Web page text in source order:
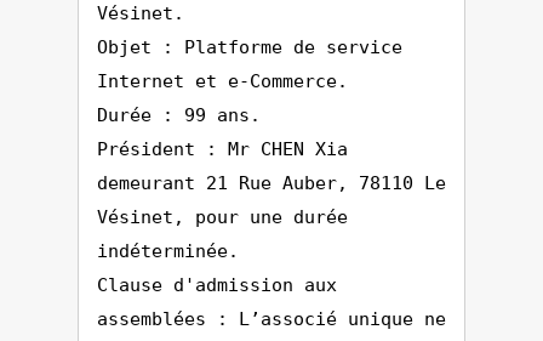
Vésinet.
Objet : Platforme de service
Internet et e-Commerce.
Durée : 99 ans.
Président : Mr CHEN Xia
demeurant 21 Rue Auber, 78110 Le
Vésinet, pour une durée
indéterminée.
Clause d'admission aux
assemblées : L’associé unique ne